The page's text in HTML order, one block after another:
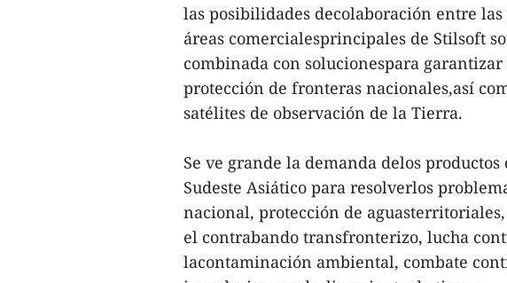
las posibilidades decolaboración entre
áreas comercialesprincipales de Stilsoft
combinada con solucionespara
protección de fronteras nacionales,así
satélites de observación de la Tierra.
Se ve grande la demanda delos
Sudeste Asiático para resolverlos
nacional, protección de
el contrabando transfronterizo, lucha
lacontaminación ambiental, combate